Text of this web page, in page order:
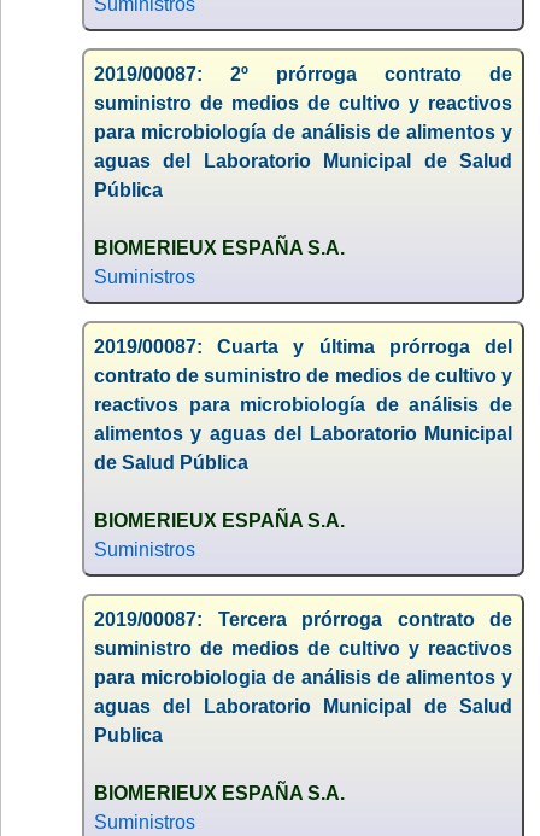
2019/00087: 2º prórroga contrato de
suministro de medios de cultivo y reactivos
para microbiología de análisis de alimentos y
aguas del Laboratorio Municipal de Salud
Pública
BIOMERIEUX ESPAÑA S.A.
Suministros
2019/00087: Cuarta y última prórroga del
contrato de suministro de medios de cultivo y
reactivos para microbiología de análisis de
alimentos y aguas del Laboratorio Municipal
de Salud Pública
BIOMERIEUX ESPAÑA S.A.
Suministros
2019/00087: Tercera prórroga contrato de
suministro de medios de cultivo y reactivos
para microbiologia de análisis de alimentos y
aguas del Laboratorio Municipal de Salud
Publica
BIOMERIEUX ESPAÑA S.A.
Suministros